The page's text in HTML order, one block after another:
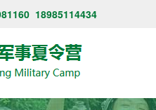
18985114434